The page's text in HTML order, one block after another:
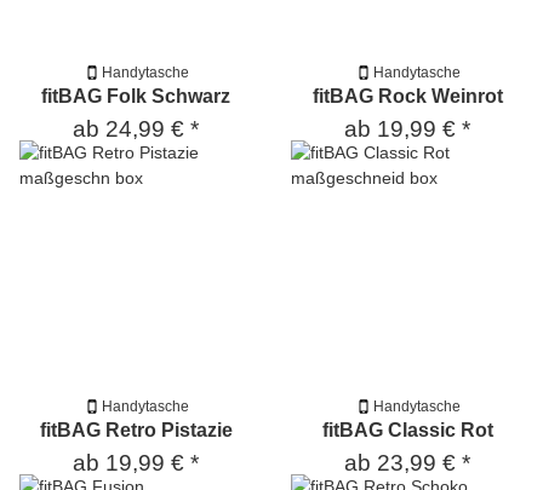
Handytasche
fitBAG Folk Schwarz
ab 24,99 € *
Handytasche
fitBAG Rock Weinrot
ab 19,99 € *
Handytasche
fitBAG Retro Pistazie
ab 19,99 € *
Handytasche
fitBAG Classic Rot
ab 23,99 € *